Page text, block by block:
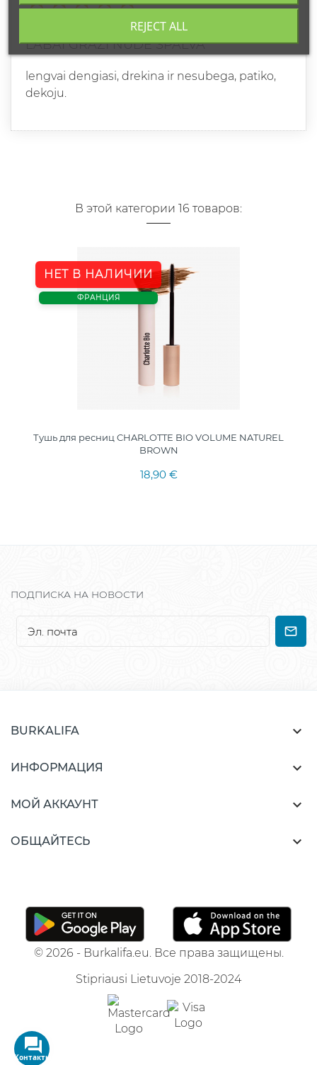
LABAI GRAZI NUDE SPALVA
lengvai dengiasi, drekina ir nesubega, patiko,
dekoju.
В этой категории 16 товаров:
НЕТ В НАЛИЧИИ
ФРАНЦИЯ
Тушь для ресниц CHARLOTTE BIO VOLUME NATUREL
BROWN
18,90 €
ПОДПИСКА НА НОВОСТИ
BURKALIFA 
ИНФОРМАЦИЯ 
МОЙ АККАУНТ 
ОБЩАЙТЕСЬ 
© 2026 - Burkalifa.eu. Все права защищены.
Stipriausi Lietuvoje 2018-2024
REJECT ALL
Контакты